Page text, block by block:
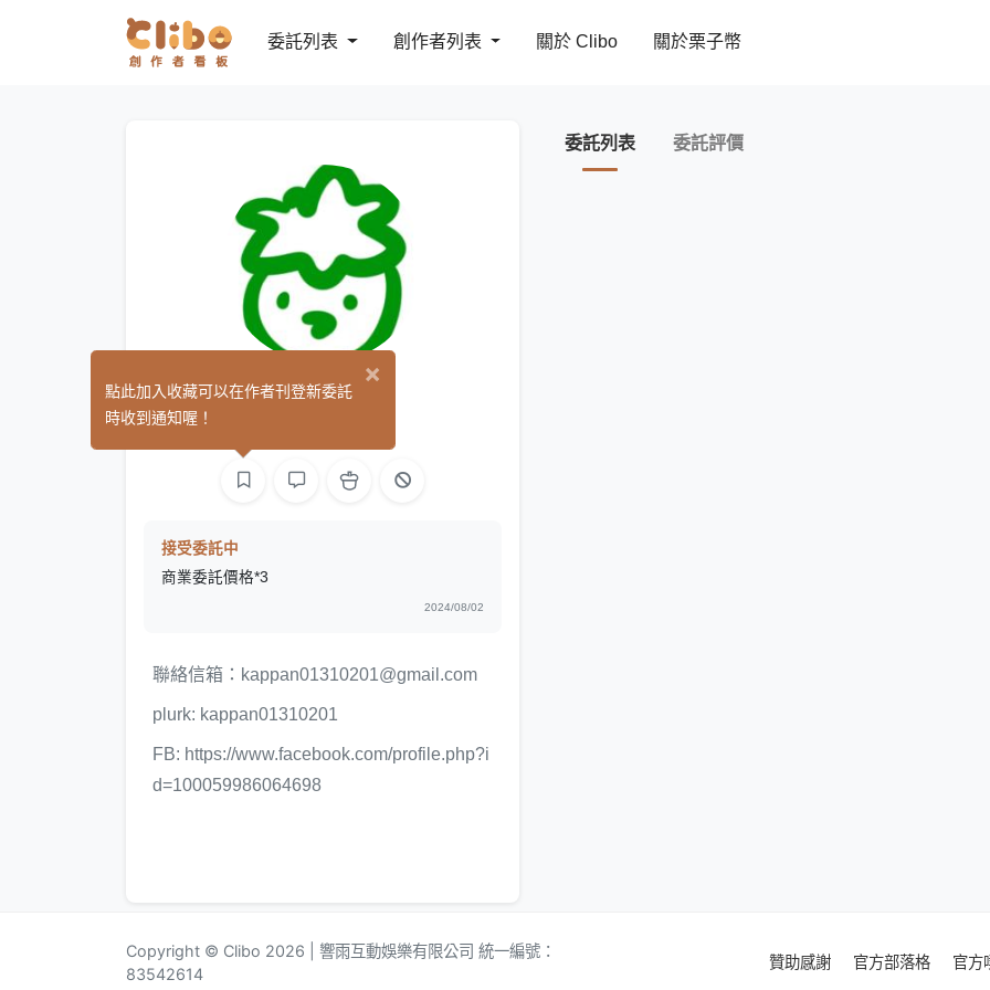
委託列表 創作者列表 關於 Clibo 關於栗子幣
河童 (0)
接受委託中
商業委託價格*3
2024/08/02
聯絡信箱：kappan01310201@gmail.com
plurk: kappan01310201
FB: https://www.facebook.com/profile.php?i
d=100059986064698
委託列表 委託評價
Copyright © Clibo 2026 | 響雨互動娛樂有限公司 統一編號：
83542614
贊助感謝 官方部落格 官方
×
點此加入收藏可以在作者刊登新委託
時收到通知喔！